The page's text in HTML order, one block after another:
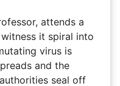
attends a
it spiral into
virus is
and the
seal off